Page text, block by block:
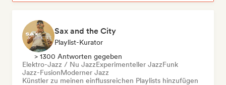
Sax and the City
Playlist-Kurator
> 1300 Antworten gegeben
Elektro-Jazz / Nu JazzExperimenteller JazzFunk
Jazz-FusionModerner Jazz
Künstler zu meinen einflussreichen Playlists hinzufügen